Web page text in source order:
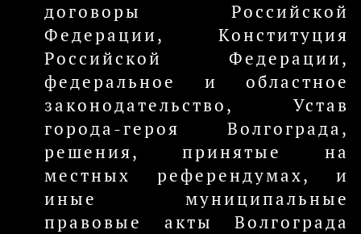
договоры Российской
Федерации, Конституция
Российской Федерации,
федеральное и областное
законодательство, Устав
города-героя Волгограда,
решения, принятые на
местных референдумах, и
иные муниципальные
правовые акты Волгограда